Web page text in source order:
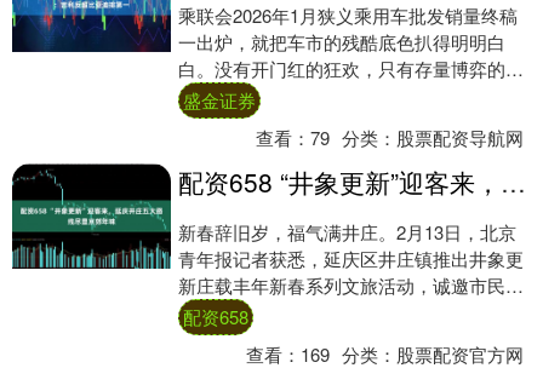
乘联会2026年1月狭义乘用车批发销量终稿
一出炉，就把车市的残酷底色扒得明明白
白。没有开门红的狂欢，只有存量博弈的厮
杀，政策切换、需求透支、库存高企三重压
力下，....
盛金证券
查看：79 分类： 股票配资导航网
配资658 “井象更新”迎客来，延庆井庄五大路线尽显京郊年味
新春辞旧岁，福气满井庄。2月13日，北京
青年报记者获悉，延庆区井庄镇推出井象更
新庄载丰年新春系列文旅活动，诚邀市民游
客快乐过新年。该镇立足镇域文旅资源优
势，联动....
配资658
查看： 169 分类： 股票配资官方网